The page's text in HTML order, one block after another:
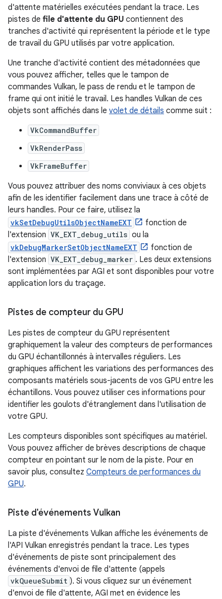
d'attente matérielles exécutées pendant la trace. Les
pistes de file d'attente du GPU contiennent des
tranches d'activité qui représentent la période et le type
de travail du GPU utilisés par votre application.
Une tranche d'activité contient des métadonnées que
vous pouvez afficher, telles que le tampon de
commandes Vulkan, le pass de rendu et le tampon de
frame qui ont initié le travail. Les handles Vulkan de ces
objets sont affichés dans le volet de détails comme suit :
VkCommandBuffer
VkRenderPass
VkFrameBuffer
Vous pouvez attribuer des noms conviviaux à ces objets
afin de les identifier facilement dans une trace à côté de
leurs handles. Pour ce faire, utilisez la
vkSetDebugUtilsObjectNameEXT
fonction de
l'extension VK_EXT_debug_utils ou la
vkDebugMarkerSetObjectNameEXT
fonction de
l'extension VK_EXT_debug_marker . Les deux extensions
sont implémentées par AGI et sont disponibles pour votre
application lors du traçage.
Pistes de compteur du GPU
Les pistes de compteur du GPU représentent
graphiquement la valeur des compteurs de performances
du GPU échantillonnés à intervalles réguliers. Les
graphiques affichent les variations des performances des
composants matériels sous-jacents de vos GPU entre les
échantillons. Vous pouvez utiliser ces informations pour
identifier les goulots d'étranglement dans l'utilisation de
votre GPU.
Les compteurs disponibles sont spécifiques au matériel.
Vous pouvez afficher de brèves descriptions de chaque
compteur en pointant sur le nom de la piste. Pour en
savoir plus, consultez Compteurs de performances du
GPU.
Piste d'événements Vulkan
La piste d'événements Vulkan affiche les événements de
l'API Vulkan enregistrés pendant la trace. Les types
d'événements de piste sont principalement des
événements d'envoi de file d'attente (appels
vkQueueSubmit ). Si vous cliquez sur un événement
d'envoi de file d'attente, AGI met en évidence les